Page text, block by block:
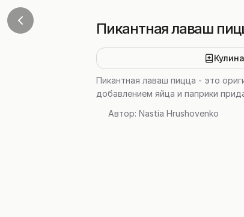
Пикантная лаваш
Пикантная лаваш пицца - это
добавлением яйца и паприки
Автор: Nastia Hrushovenko